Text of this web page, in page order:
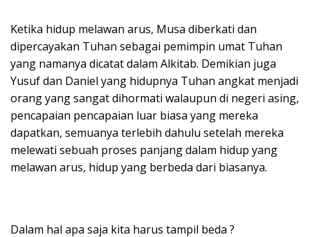
Ketika hidup melawan arus, Musa diberkati dan
dipercayakan Tuhan sebagai pemimpin umat Tuhan
yang namanya dicatat dalam Alkitab. Demikian juga
Yusuf dan Daniel yang hidupnya Tuhan angkat menjadi
orang yang sangat dihormati walaupun di negeri asing,
pencapaian pencapaian luar biasa yang mereka
dapatkan, semuanya terlebih dahulu setelah mereka
melewati sebuah proses panjang dalam hidup yang
melawan arus, hidup yang berbeda dari biasanya.
Dalam hal apa saja kita harus tampil beda ?